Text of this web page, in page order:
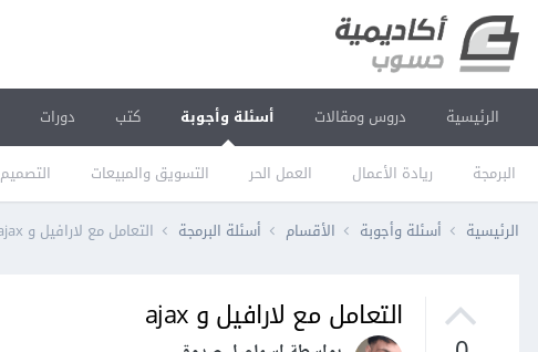
الرئيسية دروس ومقالات أسئلة وأجوبة
البرمجة ريادة الأعمال العمل الحر التسويق والمبيعات التصميم
كتب دورات
الرئيسية أسئلة وأجوبة الأقسام أسئلة البرمجة التعامل مع لارافيل و ajax
التعامل مع لارافيل و ajax